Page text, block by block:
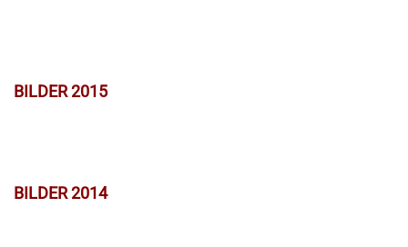
BILDER 2015
BILDER 2014